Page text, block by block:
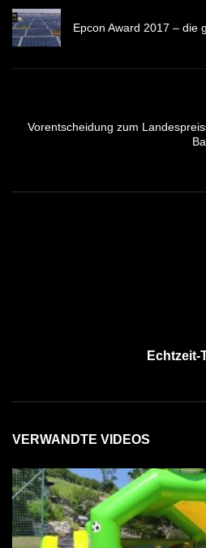
Epcon Award 2017 – die
Vorentscheidung zum
Echtzeit-
VERWANDTE VIDEOS